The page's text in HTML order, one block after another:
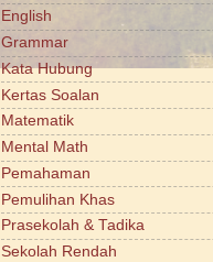
English
Grammar
Kata Hubung
Kertas Soalan
Matematik
Mental Math
Pemahaman
Pemulihan Khas
Prasekolah & Tadika
Sekolah Rendah